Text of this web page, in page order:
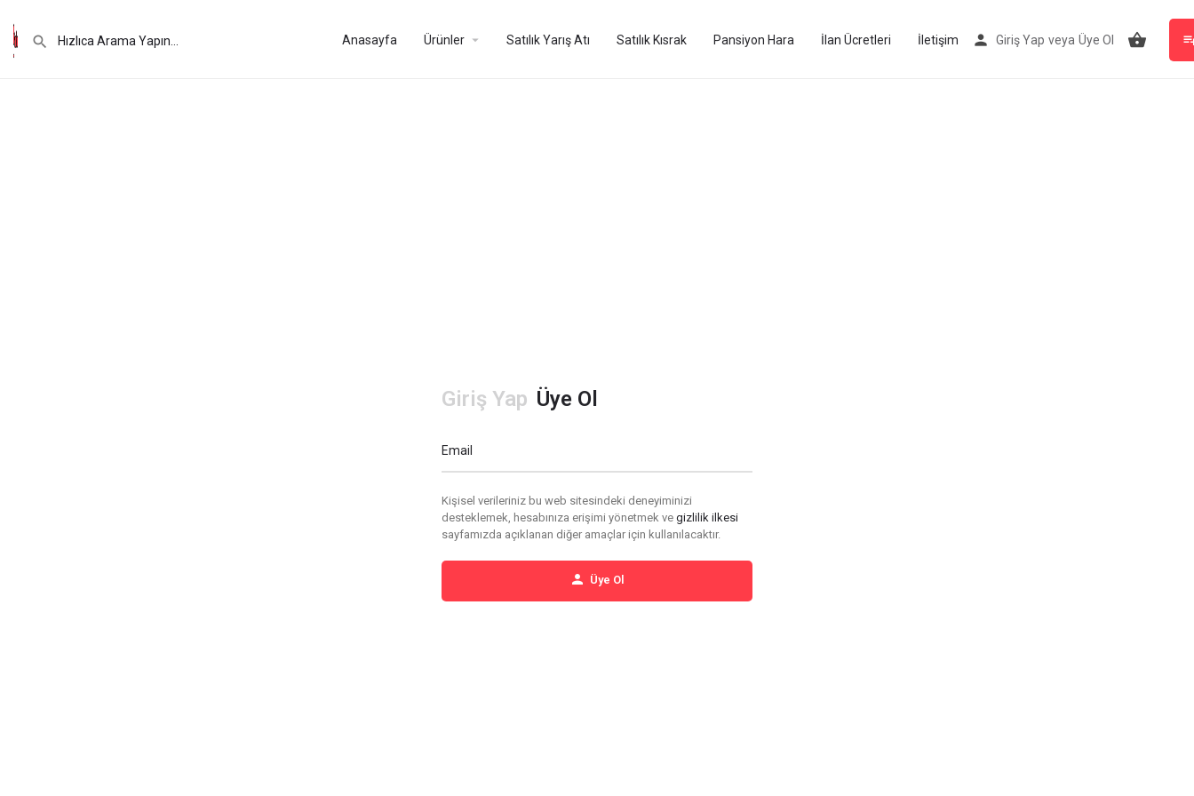
Anasayfa Ürünler arrow_drop_down Satılık Yarış Atı Satılık Kısrak Pansiyon Hara İlan Ücretleri İletişim Giriş Yap veya Üye Ol
Giriş Yap Üye Ol
Email
Kişisel verileriniz bu web sitesindeki deneyiminizi
desteklemek, hesabınıza erişimi yönetmek ve gizlilik ilkesi
sayfamızda açıklanan diğer amaçlar için kullanılacaktır.
Üye Ol